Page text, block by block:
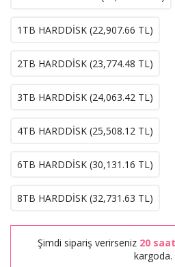
1TB HARDDİSK (22,907.66 TL)
2TB HARDDİSK (23,774.48 TL)
3TB HARDDİSK (24,063.42 TL)
4TB HARDDİSK (25,508.12 TL)
6TB HARDDİSK (30,131.16 TL)
8TB HARDDİSK (32,731.63 TL)
Şimdi sipariş verirseniz 20
kargoda.